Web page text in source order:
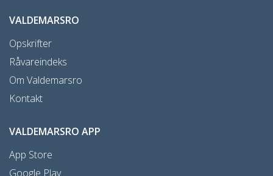
VALDEMARSRO
Opskrifter
Råvareindeks
Om Valdemarsro
Kontakt
VALDEMARSRO APP
App Store
Google Play